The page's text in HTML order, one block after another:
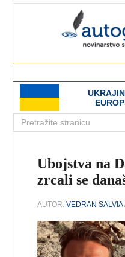
Ubojstva na
zrcali se
AUTOR:VEDRAN SALVIA